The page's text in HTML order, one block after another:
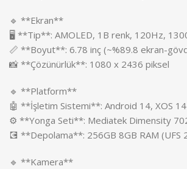
🔹 **Ekran**
🖥️ **Tip**: AMOLED, 1B renk, 120Hz,
📏 **Boyut**: 6.78 inç (~%89.8 ekran-
📸 **Çözünürlük**: 1080 x 2436 piksel
🔹 **Platform**
🤖 **İşletim Sistemi**: Android 14, XOS 14
⚙️ **Yonga Seti**: Mediatek Dimensity
💽 **Depolama**: 256GB 8GB RAM (UFS
🔹 **Kamera**